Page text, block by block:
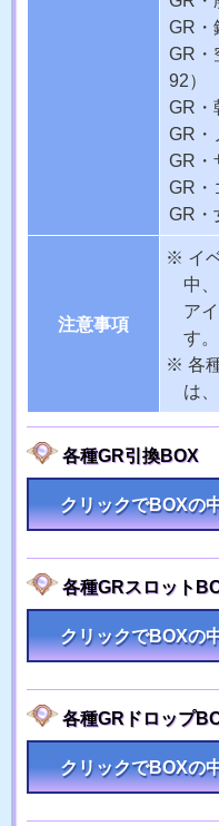
GR・
GR・
92）
GR・
GR・
GR・
GR・
GR・
注意事項
イ
中
ア
す。
各
は
各種GR引換BOX
クリックでBOXの
各種GRスロット
クリックでBOXの
各種GRドロップ
クリックでBOXの